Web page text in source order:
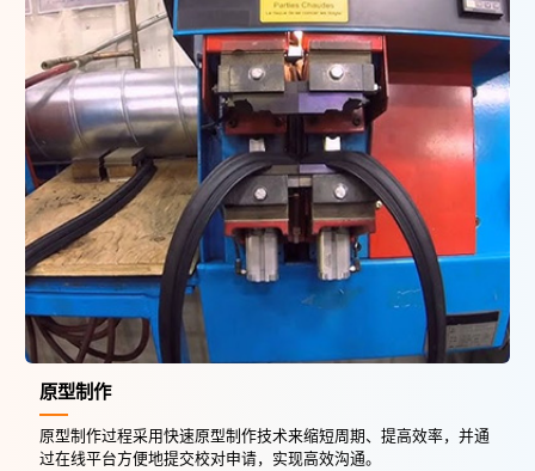
原型制作
原型制作过程采用快速原型制作技术来缩短周期、提高效率，并通
过在线平台方便地提交校对申请，实现高效沟通。